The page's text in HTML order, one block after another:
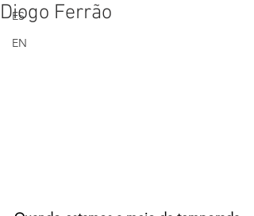
ES
EN
Diogo Ferrão